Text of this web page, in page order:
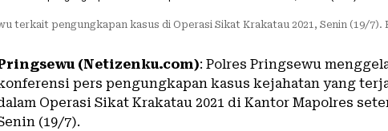
terkait pengungkapan kasus di Operasi Sikat Krakatau 2021, Senin (19/7).
(Netizenku.com): Polres Pringsewu
pers pengungkapan kasus kejahatan yang
Operasi Sikat Krakatau 2021 di Kantor Mapolres
(19/7).